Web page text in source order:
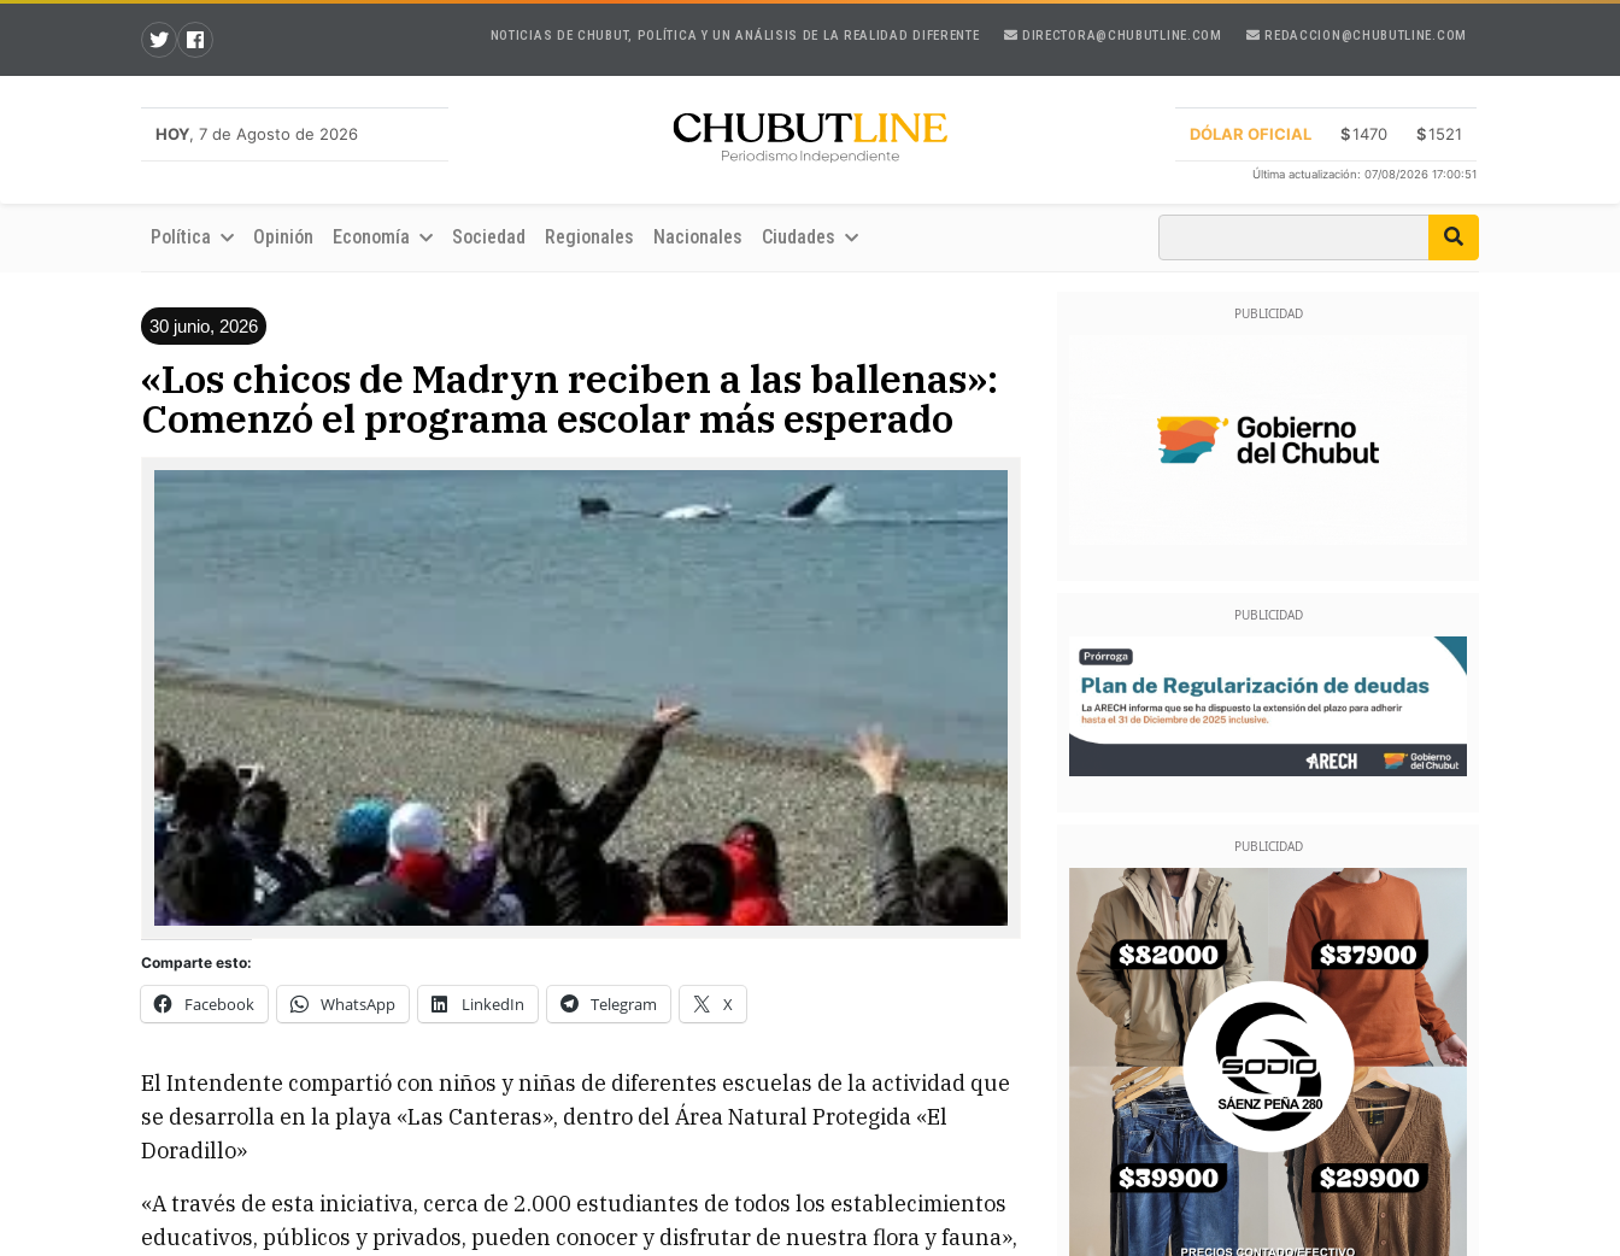
NOTICIAS DE CHUBUT, POLÍTICA Y UN ANÁLISIS DE LA REALIDAD DIFERENTE DIRECTORA@CHUBUTLINE.COM REDACCION@CHUBUTLINE.COM
HOY, 7 de Agosto de 2026 DÓLAR OFICIAL $1470 $1521
Última actualización: 07/08/2026 17:00:51
Política Opinión Economía Sociedad Regionales Nacionales Ciudades
30 junio, 2026
«Los chicos de Madryn reciben a las ballenas»:
Comenzó el programa escolar más esperado
Comparte esto:
Facebook WhatsApp LinkedIn Telegram X
El Intendente compartió con niños y niñas de diferentes escuelas de la actividad que
se desarrolla en la playa «Las Canteras», dentro del Área Natural Protegida «El
Doradillo»
«A través de esta iniciativa, cerca de 2.000 estudiantes de todos los establecimientos
educativos, públicos y privados, pueden conocer y disfrutar de nuestra flora y fauna»,